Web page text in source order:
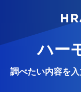
ハー
調べたい内容を